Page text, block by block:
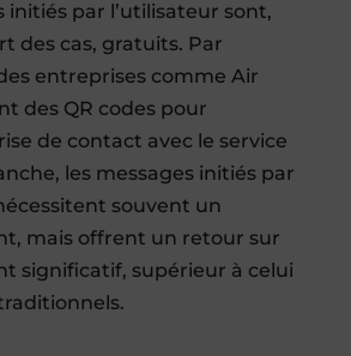
initiés par l’utilisateur sont,
des cas, gratuits. Par
entreprises comme Air
des QR codes pour
de contact avec le service
les messages initiés par
souvent un
mais offrent un retour sur
significatif, supérieur à celui